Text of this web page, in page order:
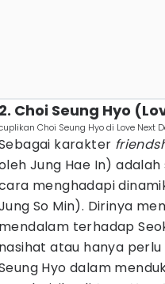
2. Choi Seung Hyo
Choi Seung Hyo di Love Next
karakter
Jung Hae In)
menghadapi
So Min). Dirinya
mendalam terhadap
nasihat atau hanya
Hyo dalam